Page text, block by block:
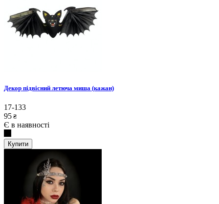
Декор підвісний летюча миша (кажан)
17-133
95 ₴
Є в наявності
Купити